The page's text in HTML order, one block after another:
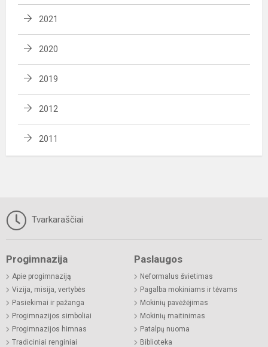
2021
2020
2019
2012
2011
Tvarkaraščiai
Progimnazija
Apie progimnaziją
Vizija, misija, vertybės
Pasiekimai ir pažanga
Progimnazijos simboliai
Progimnazijos himnas
Tradiciniai renginiai
Paslaugos
Neformalus švietimas
Pagalba mokiniams ir tėvams
Mokinių pavėžėjimas
Mokinių maitinimas
Patalpų nuoma
Biblioteka